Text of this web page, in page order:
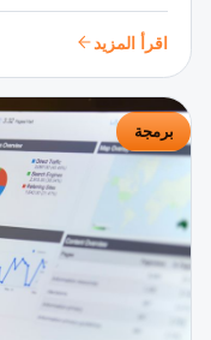
الرقمية.
اقرأ المزيد
برمجة